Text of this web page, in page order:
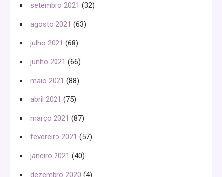
setembro 2021 (32)
agosto 2021 (63)
julho 2021 (68)
junho 2021 (66)
maio 2021 (88)
abril 2021 (75)
março 2021 (87)
fevereiro 2021 (57)
janeiro 2021 (40)
dezembro 2020 (4)